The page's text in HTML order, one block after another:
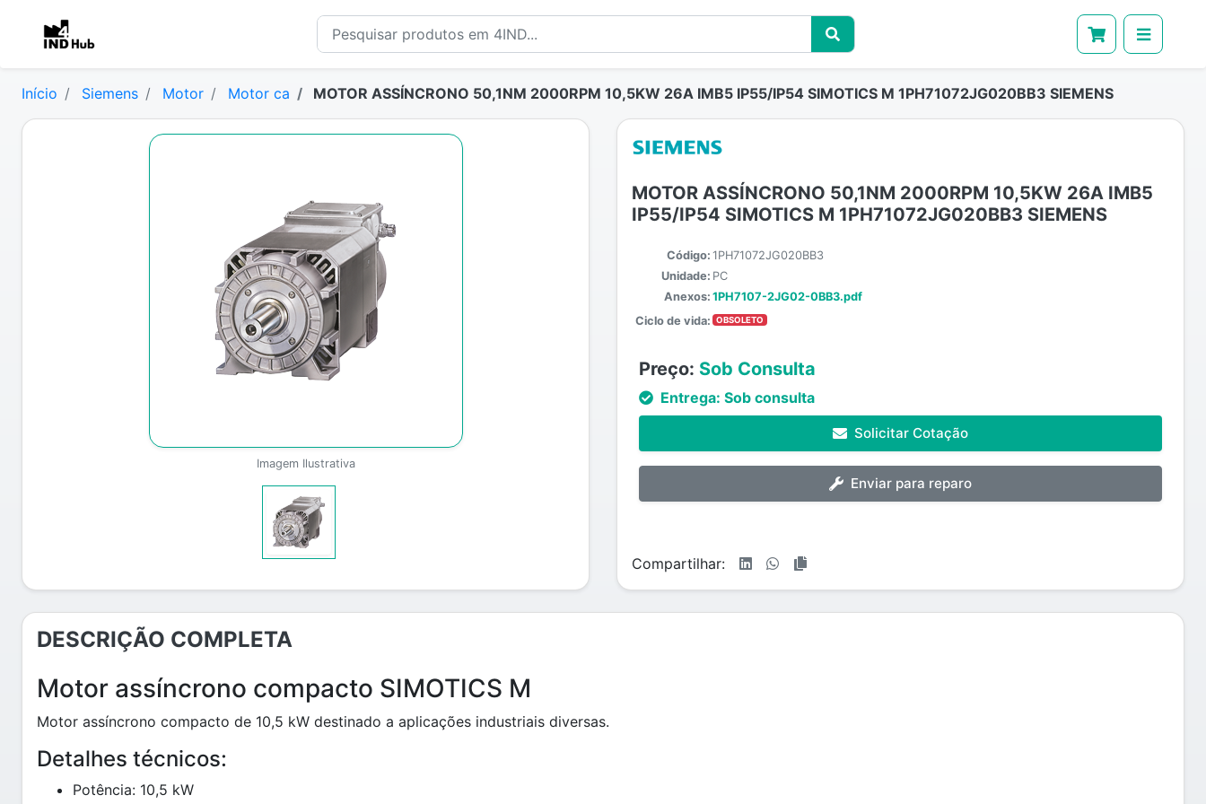
Início Siemens Motor Motor ca MOTOR ASSÍNCRONO 50,1NM 2000RPM 10,5KW 26A IMB5 IP55/IP54 SIMOTICS M 1PH71072JG020BB3 SIEMENS
Imagem Ilustrativa
MOTOR ASSÍNCRONO 50,1NM 2000RPM 10,5KW 26A IMB5
IP55/IP54 SIMOTICS M 1PH71072JG020BB3 SIEMENS
Código: 1PH71072JG020BB3
Unidade: PC
Anexos: 1PH7107-2JG02-0BB3.pdf
Ciclo de vida:
OBSOLETO
Preço: Sob Consulta
Entrega: Sob consulta
Solicitar Cotação
Enviar para reparo
Compartilhar:
DESCRIÇÃO COMPLETA
Motor assíncrono compacto SIMOTICS M
Motor assíncrono compacto de 10,5 kW destinado a aplicações industriais diversas.
Detalhes técnicos:
Potência: 10,5 kW